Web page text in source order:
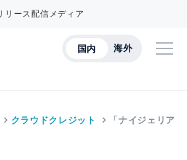
リース配信メディア
国内 海外
クラウドクレジット 「ナイジェリア